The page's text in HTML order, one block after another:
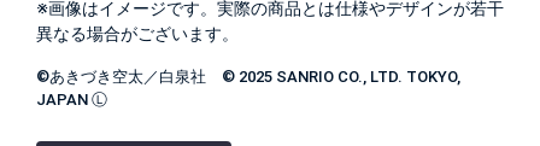
※画像はイメージです。実際の商品とは仕様やデザインが若干
異なる場合がございます。
©あきづき空太／白泉社 © 2025 SANRIO CO., LTD. TOKYO,
JAPAN Ⓛ